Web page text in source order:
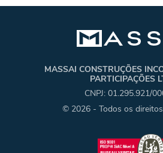
MASSAI CONSTRUÇÕES
PARTICIPAÇÕES
CNPJ: 01.295.921/
© 2026 - Todos os